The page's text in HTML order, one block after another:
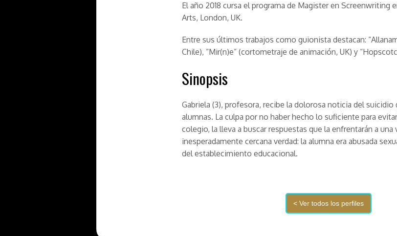
El año 2018 cursa el programa de Magister en Screenwriting
Arts, London, UK.
Entre sus últimos trabajos como guionista destacan:
Chile), “Mir(n)e” (cortometraje de animación, UK) y
Sinopsis
Gabriela (3), profesora, recibe la dolorosa noticia del suicidio
alumnas. La culpa por no haber hecho lo suficiente para
colegio, la lleva a buscar respuestas que la enfrentarán a una
inesperadamente cercana verdad: la alumna era abusada
del establecimiento educacional.